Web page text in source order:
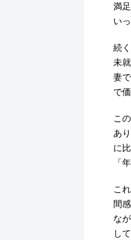
満
い
続
未
妻
で
こ
あ
に
「
こ
間
な
し